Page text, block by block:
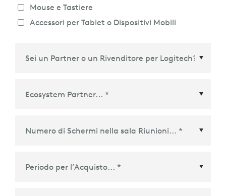
Mouse e Tastiere
Accessori per Tablet o Dispositivi Mobili